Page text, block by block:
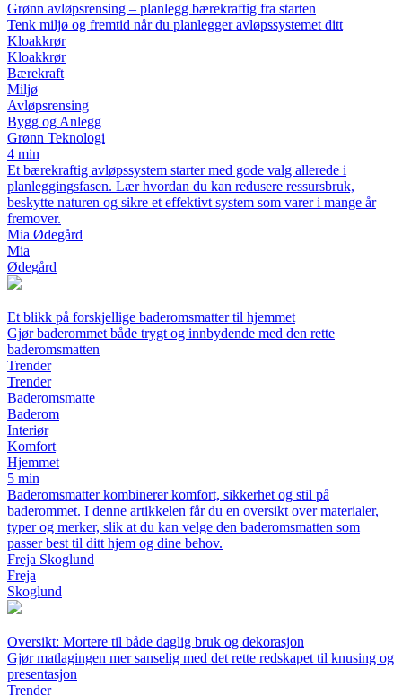
Grønn avløpsrensing – planlegg bærekraftig fra starten
Tenk miljø og fremtid når du planlegger avløpssystemet ditt
Kloakkrør
Kloakkrør
Bærekraft
Miljø
Avløpsrensing
Bygg og Anlegg
Grønn Teknologi
4 min
Et bærekraftig avløpssystem starter med gode valg allerede i
planleggingsfasen. Lær hvordan du kan redusere ressursbruk,
beskytte naturen og sikre et effektivt system som varer i mange år
fremover.
Mia Ødegård
Mia
Ødegård
Et blikk på forskjellige baderomsmatter til hjemmet
Gjør baderommet både trygt og innbydende med den rette
baderomsmatten
Trender
Trender
Baderomsmatte
Baderom
Interiør
Komfort
Hjemmet
5 min
Baderomsmatter kombinerer komfort, sikkerhet og stil på
baderommet. I denne artikkelen får du en oversikt over materialer,
typer og merker, slik at du kan velge den baderomsmatten som
passer best til ditt hjem og dine behov.
Freja Skoglund
Freja
Skoglund
Oversikt: Mortere til både daglig bruk og dekorasjon
Gjør matlagingen mer sanselig med det rette redskapet til knusing og
presentasjon
Trender